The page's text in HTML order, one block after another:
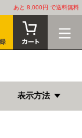
あと 8,000円 で送料無料
表示方法